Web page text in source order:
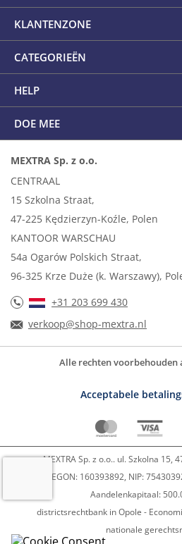
KLANTENZONE
CATEGORIEËN
HELP
DOE MEE
MEXTRA Sp. z o.o.
CENTRAAL
15 Szkolna Straat,
47-225 Kędzierzyn-Koźle, Polen
KANTOOR WARSCHAU
54a Ogarów Polskich Straat,
96-325 Krze Duże (k. Warszawy),
+31 203 699 430
verkoop@shop-mextra.nl
Alle rechten voorbehouden
Acceptabele
MEXTRA Sp. z o.o.. ul. Szkolna 15,
REGON: 160393892, NIP:
Aandelenkapitaal:
districtsrechtbank in Opole -
nationale